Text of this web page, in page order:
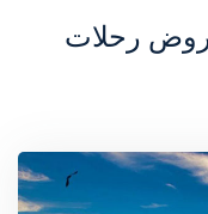
رحلات